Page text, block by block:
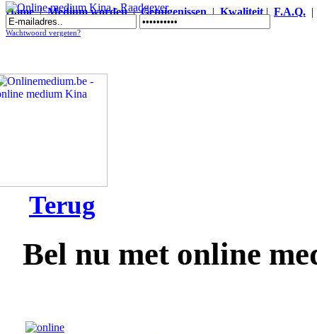
Home|Medium worden|Getuigenissen|Kwaliteit| F.A.Q.
Online medium Kina - Raadgever
Wachtwoord vergeten?
Terug
Bel nu met online